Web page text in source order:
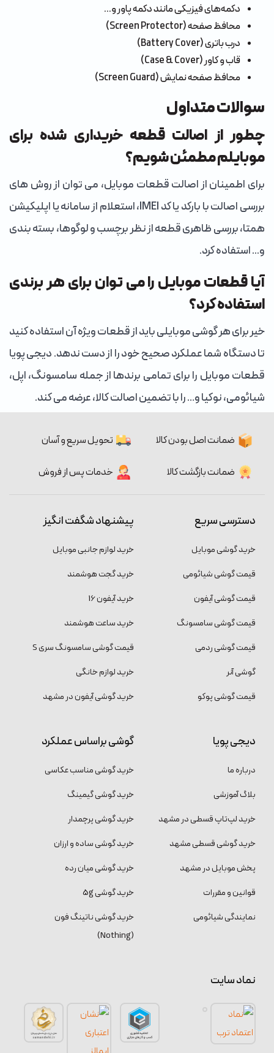
دکمه‌های فیزیکی مانند دکمه پاور و...
محافظ صفحه (Screen Protector)
درب باتری (Battery Cover)
قاب و کاور (Case & Cover)
محافظ صفحه نمایش (Screen Guard)
سوالات متداول
چطور از اصالت قطعه خریداری شده برای
موبایلم مطمئن شویم؟
برای اطمینان از اصالت قطعات موبایل، می توان از روش های
بررسی اصالت با بارکد یا کد IMEI، استعلام از سامانه یا اپلیکیشن
همتا، بررسی ظاهری قطعه از نظر برچسب و لوگوها، بسته بندی
و... استفاده کرد.
آیا قطعات موبایل را می توان برای هر برندی
استفاده کرد؟
خیر برای هر گوشی موبایلی باید از قطعات ویژه آن استفاده کنید
تا دستگاه شما عملکرد صحیح خود را از دست ندهد. دیجی پویا
قطعات موبایل را برای تمامی برندها از جمله سامسونگ، اپل،
شیائومی، نوکیا و… را با تضمین اصالت کالا، عرضه می کند.
ضمانت اصل بودن کالا تحویل سریع و آسان
ضمانت بازگشت کالا خدمات پس از فروش
دسترسی سریع
خرید گوشی موبایل
قیمت گوشی شیائومی
قیمت گوشی آیفون
قیمت گوشی سامسونگ
قیمت گوشی ردمی
گوشی آنر
قیمت گوشی پوکو
پیشنهاد شگفت انگیز
خرید لوازم جانبی موبایل
خرید گجت هوشمند
خرید آیفون 16
خرید ساعت هوشمند
قیمت گوشی سامسونگ سری S
خرید لوازم خانگی
خرید گوشی آیفون در مشهد
دیجی پویا
درباره ما
بلاگ آموزشی
خرید لپ‌تاپ قسطی در مشهد
خرید گوشی قسطی مشهد
پخش موبایل در مشهد
قوانین و مقررات
نمایندگی شیائومی
گوشی براساس عملکرد
خرید گوشی مناسب عکاسی
خرید گوشی گیمینگ
خرید گوشی پرچمدار
خرید گوشی ساده و ارزان
خرید گوشی میان رده
خرید گوشی 5g
خرید گوشی ناتینگ فون
(Nothing)
نماد سایت